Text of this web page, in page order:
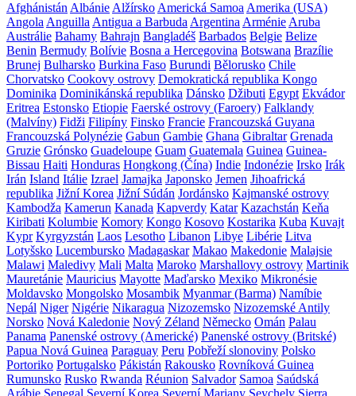
AfghánistánAlbánieAlžírskoAmerická SamoaAmerika (USA)
AngolaAnguillaAntigua a BarbudaArgentinaArménieAruba
Austrálie Bahamy Bahrajn Bangladéš Barbados Belgie Belize
Benin Bermudy Bolívie Bosna a Hercegovina Botswana Brazílie
Brunej Bulharsko Burkina Faso Burundi Bělorusko Chile
Chorvatsko Cookovy ostrovy Demokratická republika Kongo
Dominika Dominikánská republika Dánsko Džibuti Egypt Ekvádor
Eritrea Estonsko Etiopie Faerské ostrovy (Faroery) Falklandy
(Malvíny) Fidži Filipíny Finsko Francie Francouzská Guyana
Francouzská Polynézie Gabun Gambie Ghana Gibraltar Grenada
Gruzie Grónsko Guadeloupe Guam Guatemala Guinea Guinea-
Bissau Haiti Honduras Hongkong (Čína) Indie Indonézie Irsko Irák
Irán Island Itálie Izrael Jamajka Japonsko Jemen Jihoafrická
republika Jižní Korea Jižní Súdán Jordánsko Kajmanské ostrovy
Kambodža Kamerun Kanada Kapverdy Katar Kazachstán Keňa
Kiribati Kolumbie Komory Kongo Kosovo Kostarika Kuba Kuvajt
Kypr Kyrgyzstán Laos Lesotho Libanon Libye Libérie Litva
Lotyšsko Lucembursko Madagaskar Makao Makedonie Malajsie
Malawi Maledivy Mali Malta Maroko Marshallovy ostrovy Martinik
Mauretánie Mauricius Mayotte Maďarsko Mexiko Mikronésie
Moldavsko Mongolsko Mosambik Myanmar (Barma) Namíbie
Nepál Niger Nigérie Nikaragua Nizozemsko Nizozemské Antily
Norsko Nová Kaledonie Nový Zéland Německo Omán Palau
Panama Panenské ostrovy (Americké) Panenské ostrovy (Britské)
Papua Nová Guinea Paraguay Peru Pobřeží slonoviny Polsko
Portoriko Portugalsko Pákistán Rakousko Rovníková Guinea
Rumunsko Rusko Rwanda Réunion Salvador Samoa Saúdská